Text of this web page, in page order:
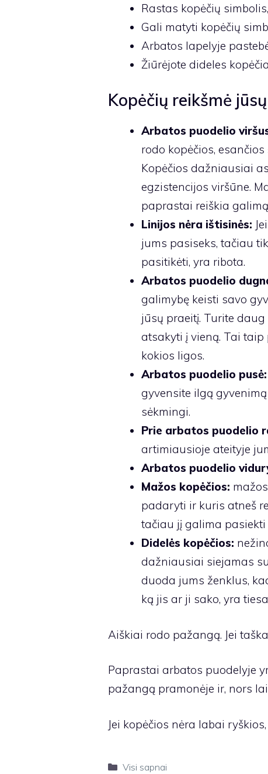
Rastas kopėčių
Gali matyti kopėčių
Arbatos lapelyje
Žiūrėjote dideles
Kopėčių reikšmė
Arbatos puodelio
rodo kopėčios,
Kopėčios dažniausiai
egzistencijos viršūne.
paprastai reiškia
Linijos nėra ištisinės:
jums pasiseks, tačiau
pasitikėti, yra ribota.
Arbatos puodelio
galimybę keisti savo
jūsų praeitį. Turite
atsakyti į vieną. Tai
kokios ligos.
Arbatos puodelio pusė:
gyvensite ilgą
sėkmingi.
Prie arbatos puodelio
artimiausioje ateityje
Arbatos puodelio
Mažos kopėčios:
padaryti ir kuris atneš
tačiau jį galima pasiekti
Didelės kopėčios:
dažniausiai siejamas
duoda jums ženklus,
ką jis ar ji sako, yra
Aiškiai rodo pažangą. Jei
Paprastai arbatos puodelyje
pažangą pramonėje ir, nors
Jei kopėčios nėra labai
Kategorijos
Visi sapnai